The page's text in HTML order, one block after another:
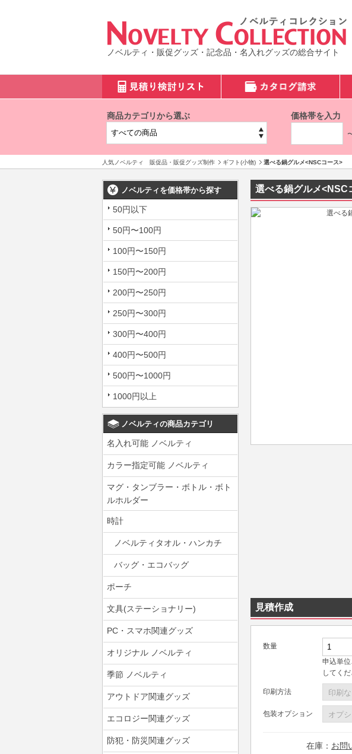
ノベルティ・販促グッズ・記念品・名入れグッズの総合サイト
商品カテゴリから選ぶ 価格帯を入力
人気ノベルティ 販促品・販促グッズ制作 ギフト(小物) 選べる鍋グルメ<NSCコース>
ノベルティを価格帯から探す
50円以下
50円〜100円
100円〜150円
150円〜200円
200円〜250円
250円〜300円
300円〜400円
400円〜500円
500円〜1000円
1000円以上
ノベルティの商品カテゴリ
名入れ可能 ノベルティ
カラー指定可能 ノベルティ
マグ・タンブラー・ボトル・ボト
ルホルダー
時計
ノベルティタオル・ハンカチ
バッグ・エコバッグ
ポーチ
文具(ステーショナリー)
PC・スマホ関連グッズ
オリジナル ノベルティ
季節 ノベルティ
アウトドア関連グッズ
エコロジー関連グッズ
防犯・防災関連グッズ
選べる鍋グルメ<NSC
見積作成
数量
申込単
してくだ
印刷方法
包装オプション
在庫： お問